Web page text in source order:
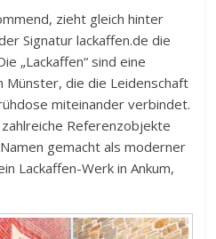
zieht gleich hinter
Signatur lackaffen.de die
„Lackaffen“ sind eine
Münster, die die Leidenschaft
miteinander verbindet.
Referenzobjekte
gemacht als moderner
Lackaffen-Werk in Ankum,